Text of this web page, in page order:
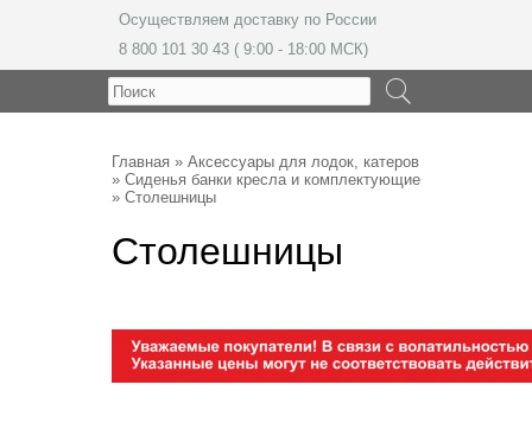
Осуществляем доставку по России
8 800 101 30 43 ( 9:00 - 18:00 МСК)
Главная » Аксессуары для лодок, катеров
» Сиденья банки кресла и комплектующие
» Столешницы
Столешницы